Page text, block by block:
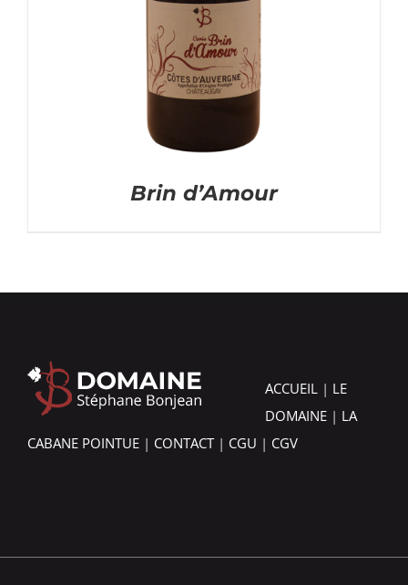
Brin d’Amour
ACCUEIL | LE
DOMAINE | LA
CABANE POINTUE | CONTACT| CGU | CGV